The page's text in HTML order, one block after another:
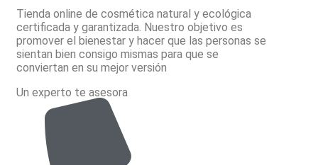
Tienda online de cosmética natural y ecológica
certificada y garantizada. Nuestro objetivo es
promover el bienestar y hacer que las personas se
sientan bien consigo mismas para que se
conviertan en su mejor versión
Un experto te asesora